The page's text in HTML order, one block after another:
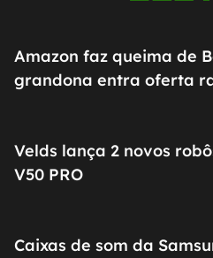
Amazon faz queima de
grandona entra oferta
Velds lança 2 novos
V50 PRO
Caixas de som da